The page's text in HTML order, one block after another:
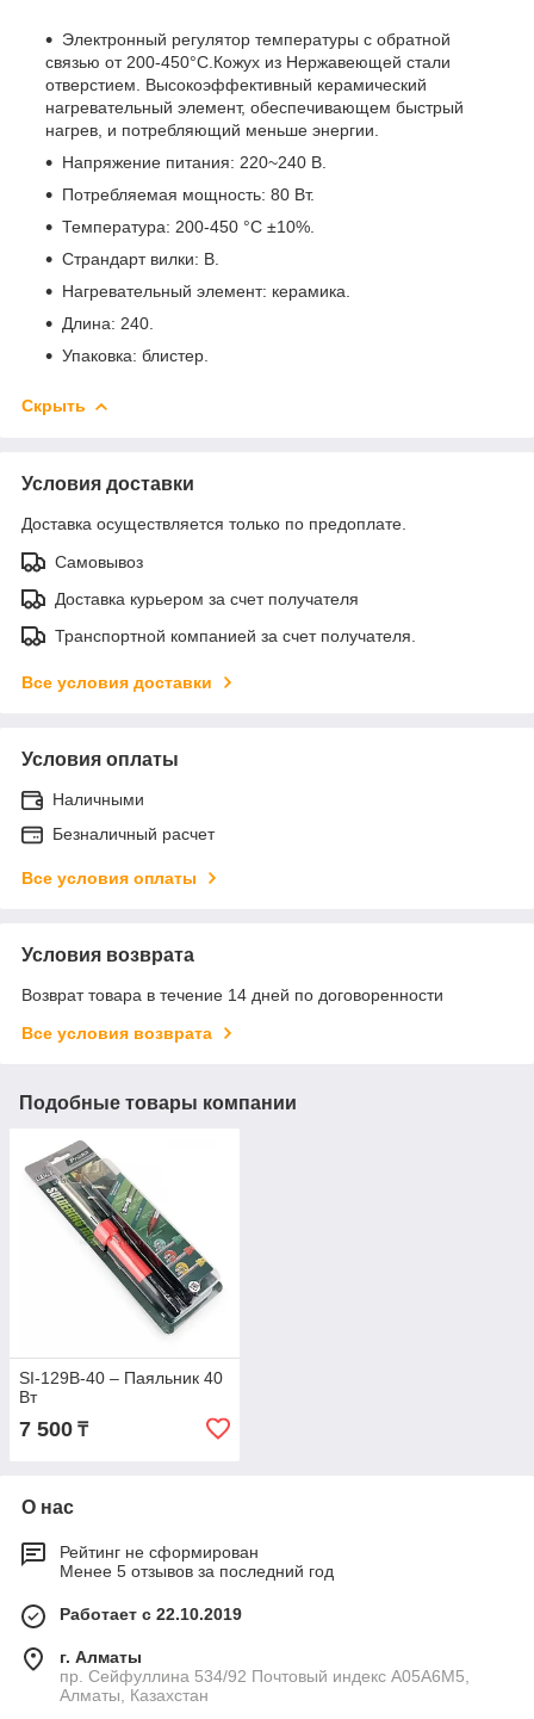
Электронный регулятор температуры с обратной
связью от 200-450°C.Кожух из Нержавеющей стали
отверстием. Высокоэффективный керамический
нагревательный элемент, обеспечивающем быстрый
нагрев, и потребляющий меньше энергии.
Напряжение питания: 220~240 В.
Потребляемая мощность: 80 Вт.
Температура: 200-450 °C ±10%.
Страндарт вилки: B.
Нагревательный элемент: керамика.
Длина: 240.
Упаковка: блистер.
Скрыть
Условия доставки
Доставка осуществляется только по предоплате.
Самовывоз
Доставка курьером за счет получателя
Транспортной компанией за счет получателя.
Все условия доставки
Условия оплаты
Наличными
Безналичный расчет
Все условия оплаты
Условия возврата
Возврат товара в течение 14 дней по договоренности
Все условия возврата
Подобные товары компании
SI-129B-40 – Паяльник 40
Вт
7 500 ₸
О нас
Рейтинг не сформирован
Менее 5 отзывов за последний год
Работает с 22.10.2019
г. Алматы
пр. Сейфуллина 534/92 Почтовый индекс A05A6M5,
Алматы, Казахстан